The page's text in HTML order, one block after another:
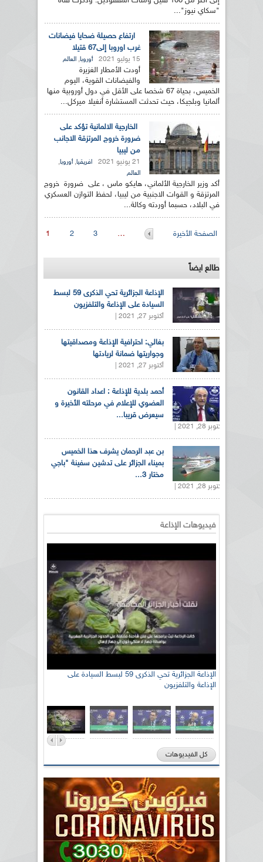
"سكاي نيوز"...
ارتفاع حصيلة ضحايا فيضانات
غرب اوروبا إلى67 قتيلا
15 يوليو 2021 أوروبا, العالم
أودت الأمطار الغزيرة
والفيضانات القوية، اليوم
الخميس، بحياة 67 شخصا على الأقل في دول أوروبية منها
ألمانيا وبلجيكا، حيث تحدثت المستشارة أنغيلا ميركل...
الخارجية الالمانية تؤكد على
ضرورة خروج المرتزقة الاجانب
من ليبيا
21 يونيو 2021 افريقيا,أوروبا,
العالم
أكد وزير الخارجية الألماني، هايكو ماس ، على ضرورة خروج
المرتزقة و القوات الاجنبية من ليبيا، لحفظ التوازن العسكري
في البلاد، حسبما أوردته وكالة...
الصفحات 1 2 3 … الصفحة الأخيرة
طالع ايضاً
الإذاعة الجزائرية تحي الذكرى 59 لبسط
السيادة على الإذاعة والتلفزيون
أكتوبر 27, 2021 |
بغالي: احترافية الإذاعة ومصداقيتها
وجواريتها ضمانة لريادتها
أكتوبر 27, 2021 |
أحمد بلدية للإذاعة : اعداد القانون
العضوي للإعلام في مرحلته الأخيرة و
سيعرض قريبا...
أكتوبر 28, 2021 |
بن عبد الرحمان يشرف هذا الخميس
بميناء الجزائر على تدشين سفينة "باجي
مختار 3...
أكتوبر 28, 2021 |
فيديوهات الإذاعة
الإذاعة الجزائرية تحي الذكرى 59 لبسط السيادة على
الإذاعة والتلفزيون
رئيس اللجنة الوطنية الجزائرية للتضامن مع الشعب
الصحراوي السيد سعيد العياشي
كل الفيديوهات